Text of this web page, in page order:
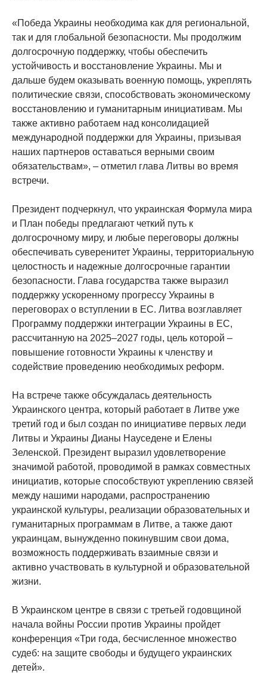
«Победа Украины необходима как для региональной,
так и для глобальной безопасности. Мы продолжим
долгосрочную поддержку, чтобы обеспечить
устойчивость и восстановление Украины. Мы и
дальше будем оказывать военную помощь, укреплять
политические связи, способствовать экономическому
восстановлению и гуманитарным инициативам. Мы
также активно работаем над консолидацией
международной поддержки для Украины, призывая
наших партнеров оставаться верными своим
обязательствам», – отметил глава Литвы во время
встречи.
Президент подчеркнул, что украинская Формула мира
и План победы предлагают четкий путь к
долгосрочному миру, и любые переговоры должны
обеспечивать суверенитет Украины, территориальную
целостность и надежные долгосрочные гарантии
безопасности. Глава государства также выразил
поддержку ускоренному прогрессу Украины в
переговорах о вступлении в ЕС. Литва возглавляет
Программу поддержки интеграции Украины в ЕС,
рассчитанную на 2025–2027 годы, цель которой –
повышение готовности Украины к членству и
содействие проведению необходимых реформ.
На встрече также обсуждалась деятельность
Украинского центра, который работает в Литве уже
третий год и был создан по инициативе первых леди
Литвы и Украины Дианы Науседене и Елены
Зеленской. Президент выразил удовлетворение
значимой работой, проводимой в рамках совместных
инициатив, которые способствуют укреплению связей
между нашими народами, распространению
украинской культуры, реализации образовательных и
гуманитарных программам в Литве, а также дают
украинцам, вынужденно покинувшим свои дома,
возможность поддерживать взаимные связи и
активно участвовать в культурной и образовательной
жизни.
В Украинском центре в связи с третьей годовщиной
начала войны России против Украины пройдет
конференция «Три года, бесчисленное множество
судеб: на защите свободы и будущего украинских
детей».